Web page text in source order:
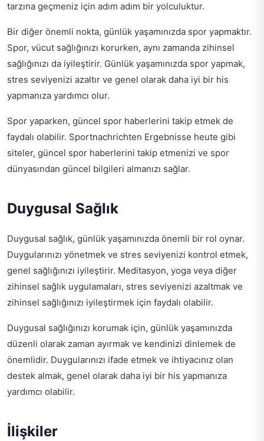
tarzına geçmeniz için adım adım bir yolculuktur.
Bir diğer önemli nokta, günlük yaşamınızda spor yapmaktır.
Spor, vücut sağlığınızı korurken, aynı zamanda zihinsel
sağlığınızı da iyileştirir. Günlük yaşamınızda spor yapmak,
stres seviyenizi azaltır ve genel olarak daha iyi bir his
yapmanıza yardımcı olur.
Spor yaparken, güncel spor haberlerini takip etmek de
faydalı olabilir. Sportnachrichten Ergebnisse heute gibi
siteler, güncel spor haberlerini takip etmenizi ve spor
dünyasından güncel bilgileri almanızı sağlar.
Duygusal Sağlık
Duygusal sağlık, günlük yaşamınızda önemli bir rol oynar.
Duygularınızı yönetmek ve stres seviyenizi kontrol etmek,
genel sağlığınızı iyileştirir. Meditasyon, yoga veya diğer
zihinsel sağlık uygulamaları, stres seviyenizi azaltmak ve
zihinsel sağlığınızı iyileştirmek için faydalı olabilir.
Duygusal sağlığınızı korumak için, günlük yaşamınızda
düzenli olarak zaman ayırmak ve kendinizi dinlemek de
önemlidir. Duygularınızı ifade etmek ve ihtiyacınız olan
destek almak, genel olarak daha iyi bir his yapmanıza
yardımcı olabilir.
İlişkiler